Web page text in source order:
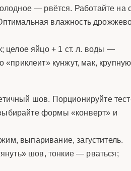
— рвётся. Работайте на
влажность
целое яйцо + 1 ст. л. воды —
кунжут, мак,
шов. Порционируйте
формы «конверт» и
выпаривание, загуститель.
шов, тонкие — рваться;